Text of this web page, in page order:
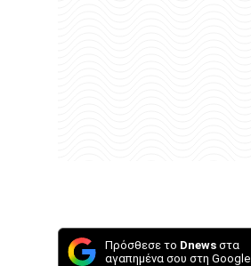
Πρόσθεσε το Dnews στα
αγαπημένα σου στη Google